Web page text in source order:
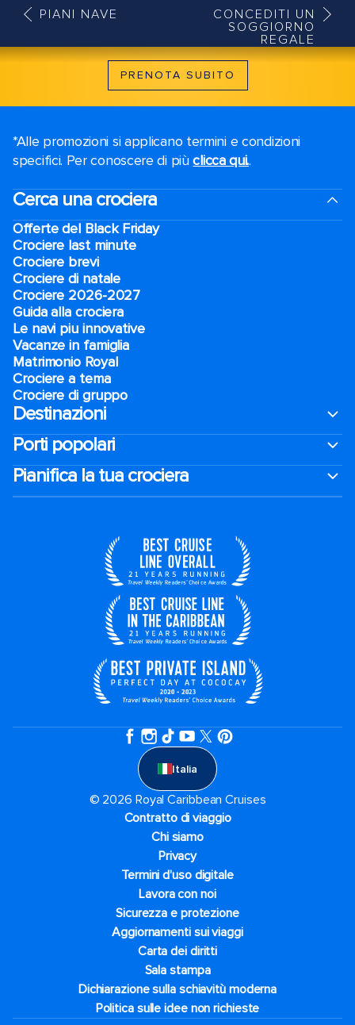
PIANI NAVE
CONCEDITI UN
SOGGIORNO
REGALE
PRENOTA SUBITO
*Alle promozioni si applicano termini e condizioni
specifici. Per conoscere di piùclicca qui..
Cerca una crociera
Offerte del Black Friday
Crociere last minute
Crociere brevi​
Crociere di natale​
Crociere 2026-2027
Guida alla crociera
Le navi piu innovative
Vacanze in famiglia
Matrimonio Royal
Crociere a tema
Crociere di gruppo
Destinazioni
Porti popolari
Pianifica la tua crociera
Italia
© 2026 Royal Caribbean Cruises
Contratto di viaggio
Chi siamo
Privacy
Termini d'uso digitale
Lavora con noi
Sicurezza e protezione
Aggiornamenti sui viaggi
Carta dei diritti
Sala stampa
Dichiarazione sulla schiavitù moderna
Politica sulle idee non richieste